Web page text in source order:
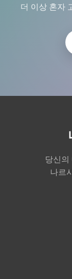
더 이상 혼자
당신의
나르